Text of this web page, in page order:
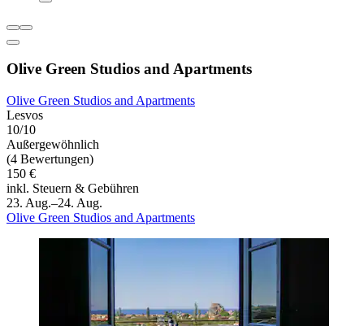
Olive Green Studios and Apartments
Olive Green Studios and Apartments
Lesvos
10/10
Außergewöhnlich
(4 Bewertungen)
150 €
inkl. Steuern & Gebühren
23. Aug.–24. Aug.
Olive Green Studios and Apartments